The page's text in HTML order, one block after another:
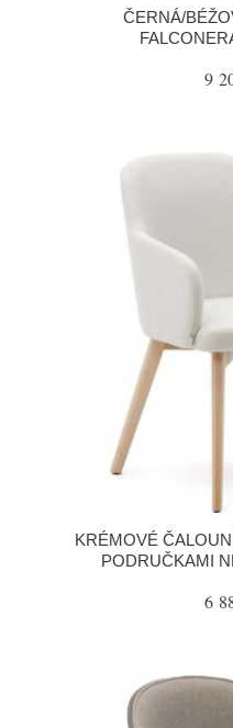
ČERNÁ/
9
KRÉMOVÉ
PODRUČKAMI
6